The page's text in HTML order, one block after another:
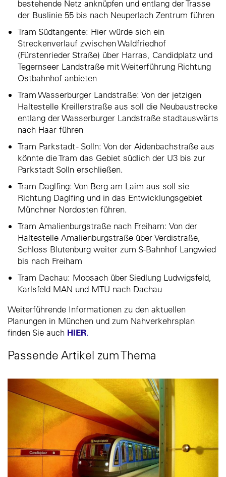
bestehende Netz anknüpfen und entlang der Trasse
der Buslinie 55 bis nach Neuperlach Zentrum führen
Tram Südtangente: Hier würde sich ein
Streckenverlauf zwischen Waldfriedhof
(Fürstenrieder Straße) über Harras, Candidplatz und
Tegernseer Landstraße mit Weiterführung Richtung
Ostbahnhof anbieten
Tram Wasserburger Landstraße: Von der jetzigen
Haltestelle Kreillerstraße aus soll die Neubaustrecke
entlang der Wasserburger Landstraße stadtauswärts
nach Haar führen
Tram Parkstadt - Solln: Von der Aidenbachstraße aus
könnte die Tram das Gebiet südlich der U3 bis zur
Parkstadt Solln erschließen.
Tram Daglfing: Von Berg am Laim aus soll sie
Richtung Daglfing und in das Entwicklungsgebiet
Münchner Nordosten führen.
Tram Amalienburgstraße nach Freiham: Von der
Haltestelle Amalienburgstraße über Verdistraße,
Schloss Blutenburg weiter zum S-Bahnhof Langwied
bis nach Freiham
Tram Dachau: Moosach über Siedlung Ludwigsfeld,
Karlsfeld MAN und MTU nach Dachau
Weiterführende Informationen zu den aktuellen
Planungen in München und zum Nahverkehrsplan
finden Sie auch HIER.
Passende Artikel zum Thema